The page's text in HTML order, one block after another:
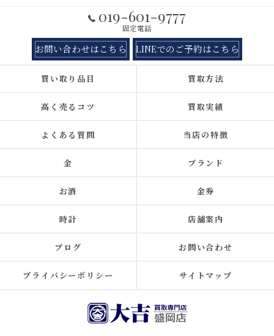
019-601-9777
固定電話
お問い合わせはこちら LINEでのご予約はこちら
買い取り品目 買取方法
高く売るコツ 買取実績
よくある質問 当店の特徴
金 ブランド
お酒 金券
時計 店舗案内
ブログ お問い合わせ
プライバシーポリシー サイトマップ